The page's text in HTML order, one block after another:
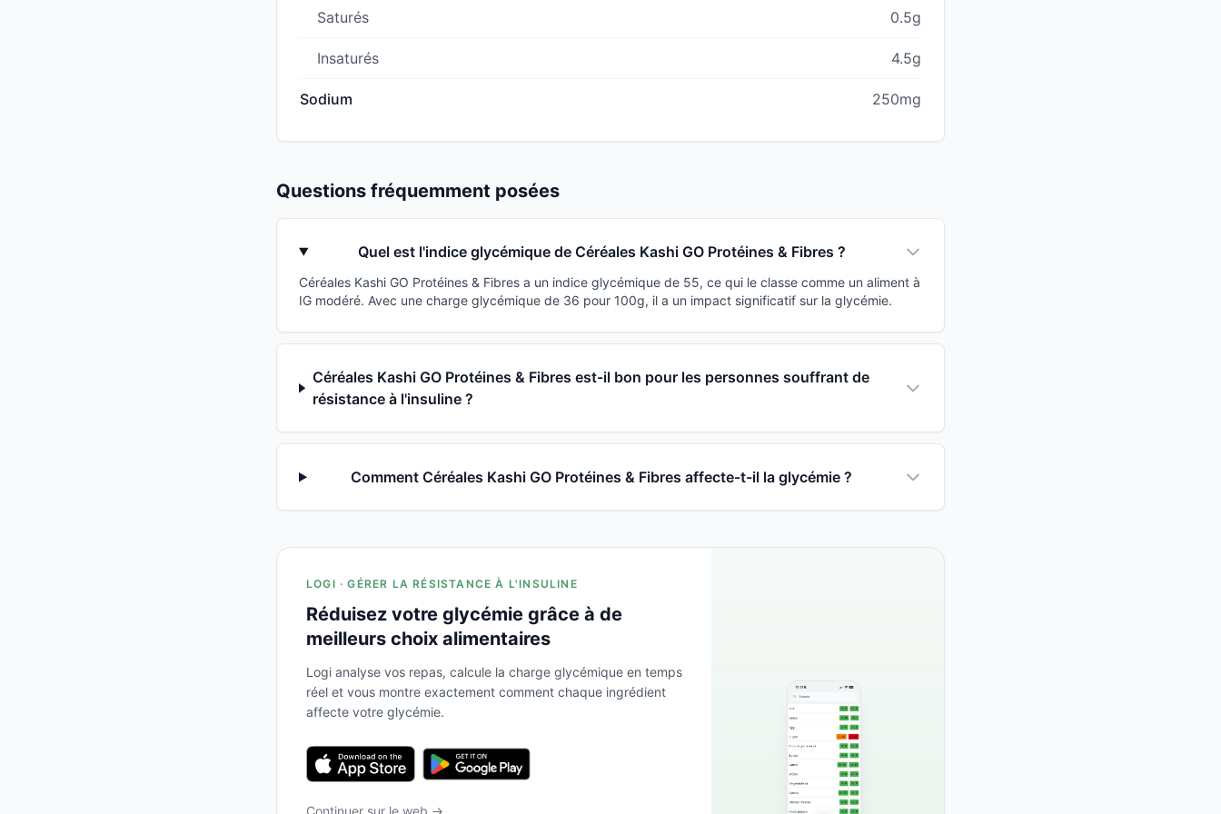
Saturés 0.5g
Insaturés 4.5g
Sodium 250mg
Questions fréquemment posées
Quel est l'indice glycémique de Céréales Kashi GO Protéines & Fibres ?
Céréales Kashi GO Protéines & Fibres a un indice glycémique de 55, ce qui le classe comme un aliment à
IG modéré. Avec une charge glycémique de 36 pour 100g, il a un impact significatif sur la glycémie.
Céréales Kashi GO Protéines & Fibres est-il bon pour les personnes souffrant de
résistance à l'insuline ?
Comment Céréales Kashi GO Protéines & Fibres affecte-t-il la glycémie ?
LOGI · GÉRER LA RÉSISTANCE À L'INSULINE
Réduisez votre glycémie grâce à de
meilleurs choix alimentaires
Logi analyse vos repas, calcule la charge glycémique en temps
réel et vous montre exactement comment chaque ingrédient
affecte votre glycémie.